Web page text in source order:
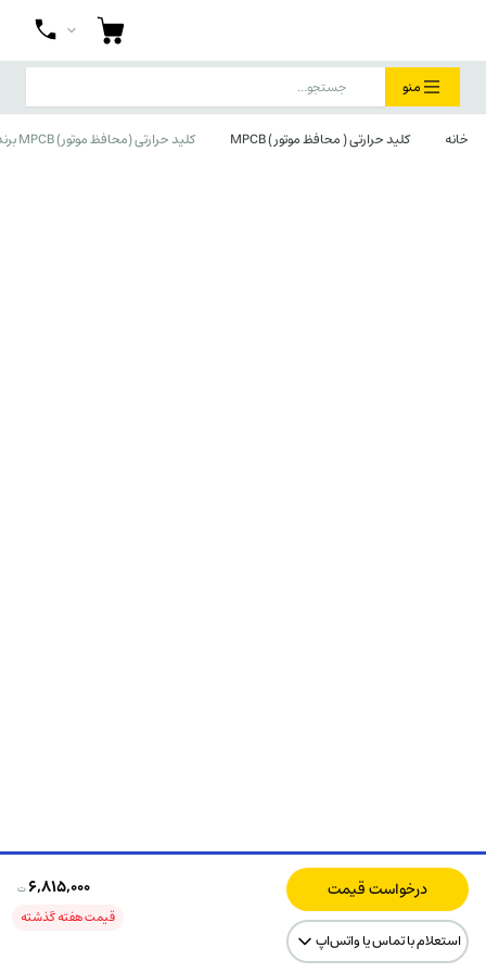
منو
خانه کلید حرارتی ( محافظ موتور ) MPCB کلید حرارتی (محافظ موتور) MPCB برند lovato ایتالیا تنظیمات 9:14
۶,۸۱۵,۰۰۰ت
قیمت هفته گذشته
درخواست قیمت
استعلام با تماس یا واتس‌اپ